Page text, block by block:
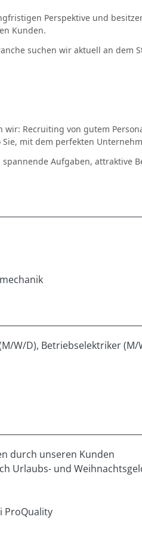
Perspektive und
Kunden.
suchen wir aktuell an dem
Recruiting von gutem
mit dem perfekten
Aufgaben, attraktive
W/D), Betriebselektriker
durch unseren Kunden
Urlaubs- und
ProQuality